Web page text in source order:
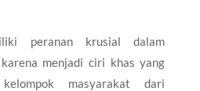
peranan krusial dalam
menjadi ciri khas yang
masyarakat dari